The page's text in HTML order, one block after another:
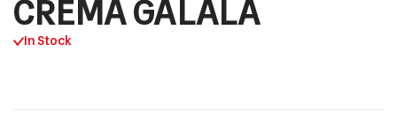
CREMA GALALA
In Stock